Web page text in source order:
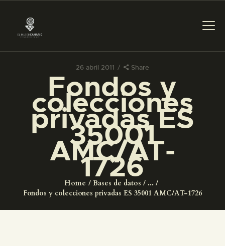
26 abril 2011 Share
Fondos y
colecciones
privadas ES
35001
AMC/AT-
1726
Home Bases de datos
...
Fondos y colecciones privadas ES 35001 AMC/AT-1726
PREPARAR LA VISITA
ACTIVIDADES
EL MUSEO